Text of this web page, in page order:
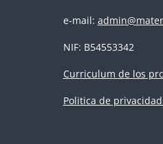
e-mail:
NIF: B54553342
Curriculum de los
Politica de